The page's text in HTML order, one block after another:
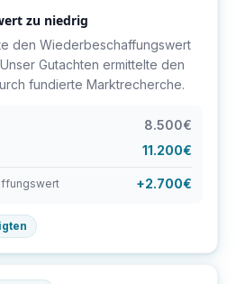
zu niedrig
den Wiederbeschaffungswert
Gutachten ermittelte den
fundierte Marktrecherche.
8.500€
11.200€
+2.700€